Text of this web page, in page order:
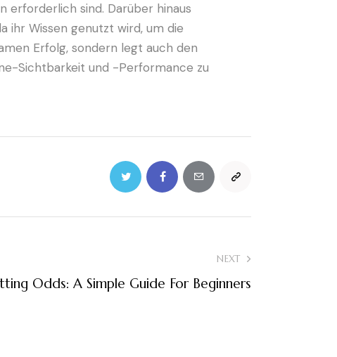
erforderlich sind. Darüber hinaus
ihr Wissen genutzt wird, um die
Erfolg, sondern legt auch den
Sichtbarkeit und -Performance zu
NEXT
Odds: A Simple Guide For Beginners